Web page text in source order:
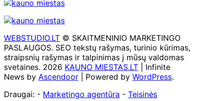
WEBSTUDIO.LT © SKAITMENINIO MARKETINGO
PASLAUGOS. SEO tekstų rašymas, turinio kūrimas,
straipsnių rašymas ir talpinimas į mūsų valdomas
svetaines. 2026 KAUNO MIESTAS.LT | Infinite
News by Ascendoor | Powered by WordPress.
Draugai: - Marketingo agentūra - Teisinės